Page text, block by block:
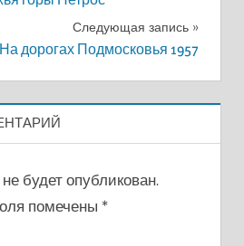
Следующая запись
дорогах Подмосковья 1957
будет опубликован.
помечены *